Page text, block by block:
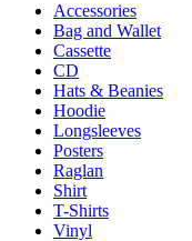
Accessories
Bag and Wallet
Cassette
CD
Hats & Beanies
Hoodie
Longsleeves
Posters
Raglan
Shirt
T-Shirts
Vinyl